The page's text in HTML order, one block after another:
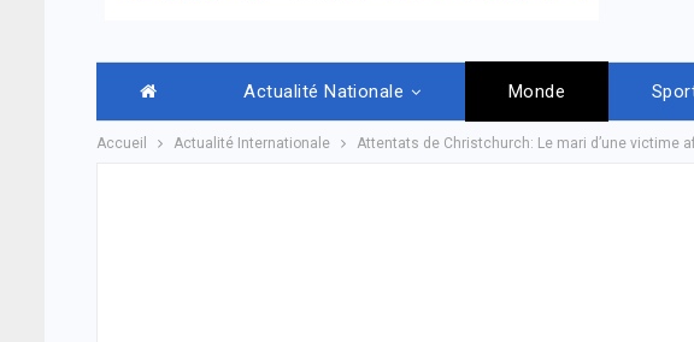
Actualité Nationale Monde
Accueil Actualité Internationale Attentats de Christchurch: Le mari d’une victime